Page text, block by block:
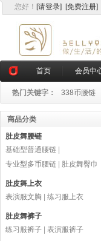
您好 ！ [请登录] [免费注册]
首页 会员中
热门关键字： 338币腰链
商品分类
肚皮舞腰链
基础型普通腰链
专业型多币腰链
肚皮舞臀巾
肚皮舞上衣
表演服文胸
练习服上衣
肚皮舞裤子
练习服裤子
表演服裤子